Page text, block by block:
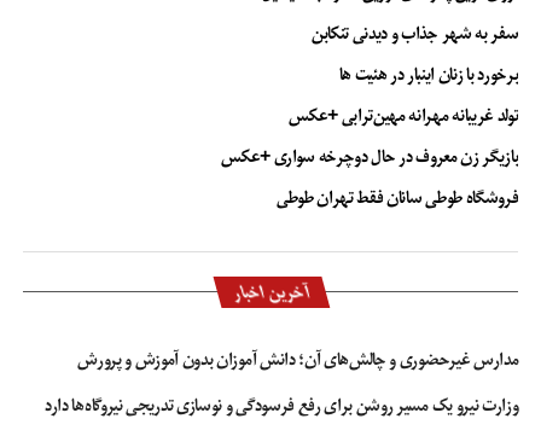
سفر به شهر جذاب و دیدنی تنکابن
برخورد با زنان اینبار در هئیت ها
تولد غریبانه مهرانه مهین‌ترابی +عکس
بازیگر زن معروف در حال دوچرخه سواری +عکس
فروشگاه طوطی سانان فقط تهران طوطی
آخرین اخبار
مدارس غیرحضوری و چالش‌های آن؛ دانش آموزان بدون آموزش و پرورش
وزارت نیرو یک مسیر روشن برای رفع فرسودگی و نوسازی تدریجی نیروگاه‌ها دارد